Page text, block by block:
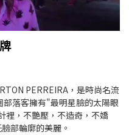
PERREIRA，是時尚名流
落客擁有"最明星臉的太陽眼
裡，不艷壓，不造奇，不嬌
部輪廓的美麗。